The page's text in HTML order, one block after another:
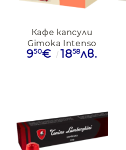
Кафе капсули
Gimoka Intenso
съвместими с
950€ 1858лв.